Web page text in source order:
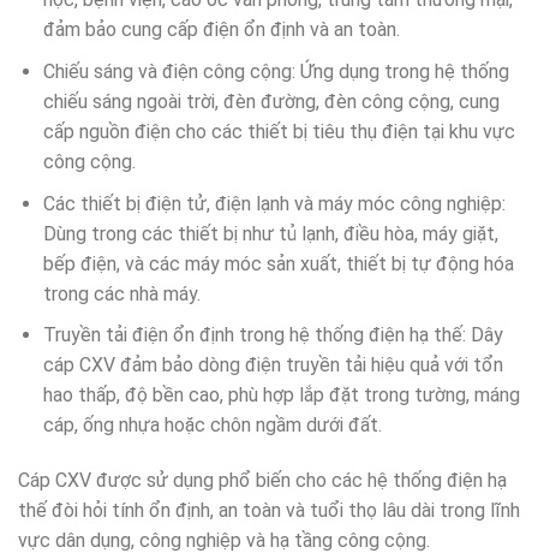
đảm bảo cung cấp điện ổn định và an toàn.​
Chiếu sáng và điện công cộng: Ứng dụng trong hệ thống
chiếu sáng ngoài trời, đèn đường, đèn công cộng, cung
cấp nguồn điện cho các thiết bị tiêu thụ điện tại khu vực
công cộng.​
Các thiết bị điện tử, điện lạnh và máy móc công nghiệp:
Dùng trong các thiết bị như tủ lạnh, điều hòa, máy giặt,
bếp điện, và các máy móc sản xuất, thiết bị tự động hóa
trong các nhà máy.​
Truyền tải điện ổn định trong hệ thống điện hạ thế: Dây
cáp CXV đảm bảo dòng điện truyền tải hiệu quả với tổn
hao thấp, độ bền cao, phù hợp lắp đặt trong tường, máng
cáp, ống nhựa hoặc chôn ngầm dưới đất.​
Cáp CXV được sử dụng phổ biến cho các hệ thống điện hạ
thế đòi hỏi tính ổn định, an toàn và tuổi thọ lâu dài trong lĩnh
vực dân dụng, công nghiệp và hạ tầng công cộng.